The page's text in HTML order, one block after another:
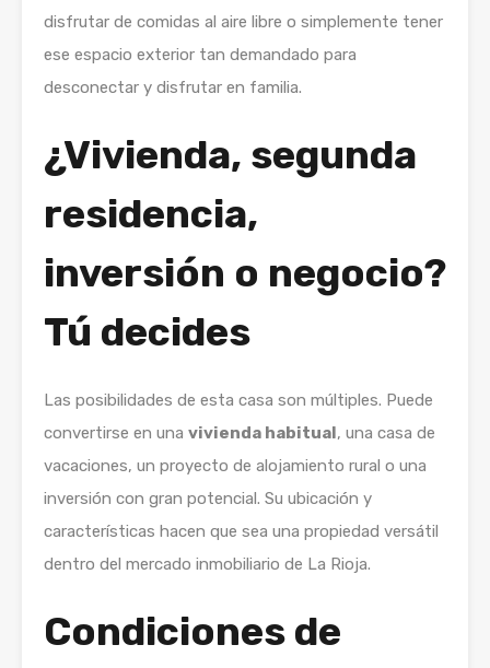
disfrutar de comidas al aire libre o simplemente tener
ese espacio exterior tan demandado para
desconectar y disfrutar en familia.
¿Vivienda, segunda
residencia,
inversión o negocio?
Tú decides
Las posibilidades de esta casa son múltiples. Puede
convertirse en una vivienda habitual, una casa de
vacaciones, un proyecto de alojamiento rural o una
inversión con gran potencial. Su ubicación y
características hacen que sea una propiedad versátil
dentro del mercado inmobiliario de La Rioja.
Condiciones de